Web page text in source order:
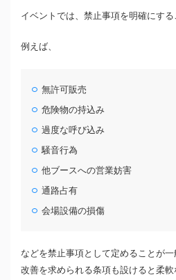
イベントでは、禁止事項を明確にする
例えば、
無許可販売
危険物の持込み
過度な呼び込み
騒音行為
他ブースへの営業妨害
通路占有
会場設備の損傷
などを禁止事項として定めることが
改善を求められる条項も設けると柔軟